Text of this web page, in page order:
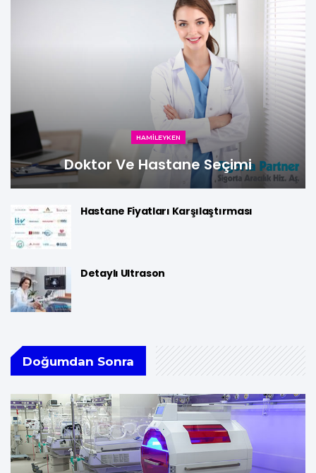
HAMILEYKEN
Doktor Ve Hastane Seçimi
Hastane Fiyatları Karşılaştırması
Detaylı Ultrason
Doğumdan Sonra